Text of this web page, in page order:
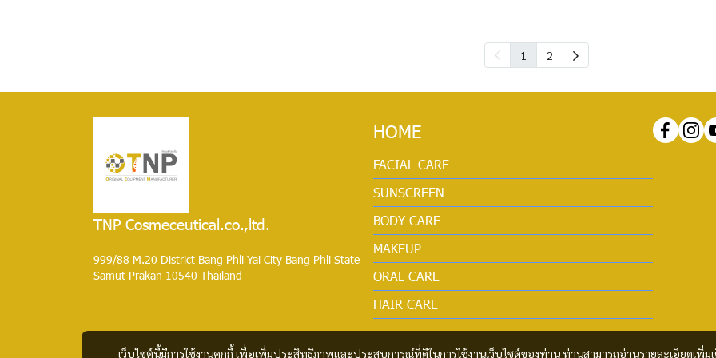
1 2
เว็บไซต์นี้มีการใช้งานคุกกี้ เพื่อเพิ่มประสิทธิภาพและประสบการณ์ที่ดีในการใช้งานเว็บไซต์ของท่าน ท่านสามารถอ่านรายละเอียดเพิ่ม
TNP Cosmeceutical.co.,ltd.
999/88 M.20 District Bang Phli Yai City Bang Phli State
Samut Prakan 10540 Thailand
HOME
FACIAL CARE
SUNSCREEN
BODY CARE
MAKEUP
ORAL CARE
HAIR CARE